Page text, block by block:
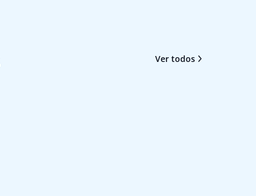
Ver todos